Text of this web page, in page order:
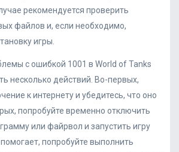
рекомендуется проверить
файлов и, если необходимо,
игры.
с ошибкой 1001 в World of Tanks
несколько действий. Во-первых,
к интернету и убедитесь, что оно
попробуйте временно отключить
или файрвол и запустить игру
попробуйте выполнить